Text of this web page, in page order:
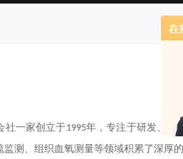
社一家创立于1995年，专注于研发、制
监测、组织血氧测量等领域积累了深厚